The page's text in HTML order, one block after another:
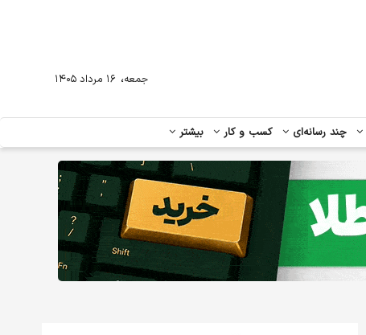
چند رسانه‌ای کسب و کار بیشتر
جمعه، ۱۶ مرداد ۱۴۰۵